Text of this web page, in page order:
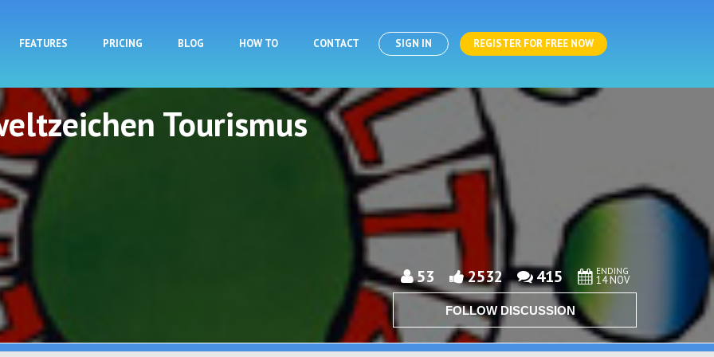
FEATURES PRICING BLOG HOW TO CONTACT SIGN IN REGISTER FOR FREE NOW
Tourismus
53 2532 415 ENDING
14 NOV
FOLLOW DISCUSSION